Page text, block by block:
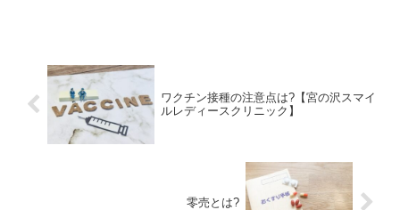
ワクチン接種の注意点は?【宮の沢スマイ
ルレディースクリニック】
零売とは?